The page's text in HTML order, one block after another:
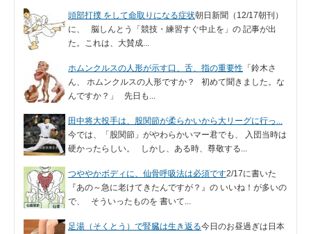
頭部打撲 をして命取りになる症状朝日新聞（12/17朝刊）
に、 脳しんとう「競技・練習すぐ中止を」の 記事が出
た。これは、大賛成...
ホムンクルスの人形が示す口、舌、指の重要性 「鈴木さ
ん、 ホムンクルスの人形ですか？ 初めて聞きました。な
んですか？」 先日も...
田中将大投手は、股関節が柔らかいから大リーグに行っ...
今では、「股関節」がやわらかいマー君でも、 入団当時は
硬かったらしい。 しかし、ある時、尊敬する...
つややかボディに、仙骨呼吸法は必須です2/17に書いた
『あの～急に老けてきたんですが？』の いいね！が多いの
で、 そういったものを 書いて...
足湯（そくとう）で腎臓は生き返る今日のお昼過ぎは日本